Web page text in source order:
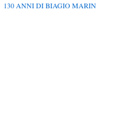
130 ANNI DI BIAGIO MARIN